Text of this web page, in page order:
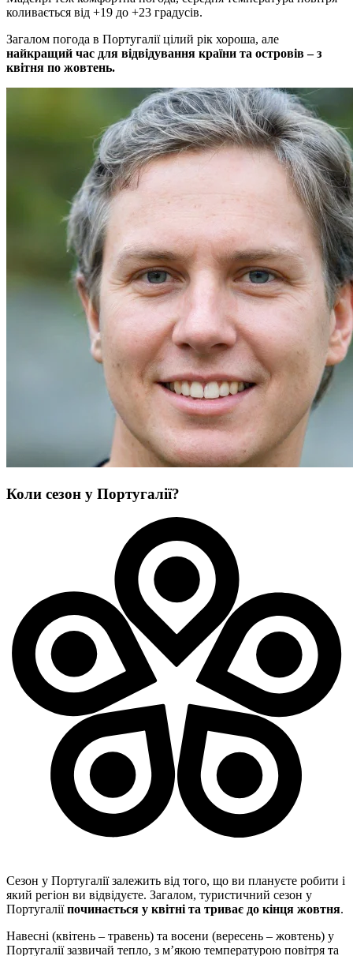
коливається від +19 до +23 градусів.
Загалом погода в Португалії цілий рік хороша, але
найкращий час для відвідування країни та островів – з
квітня по жовтень.
Коли сезон у Португалії?
Сезон у Португалії залежить від того, що ви плануєте робити і
який регіон ви відвідуєте. Загалом, туристичний сезон у
Португаліїпочинається у квітні та триває до кінця жовтня.
Навесні (квітень – травень) та восени (вересень – жовтень) у
Португалії зазвичай тепло, з м’якою температурою повітря та